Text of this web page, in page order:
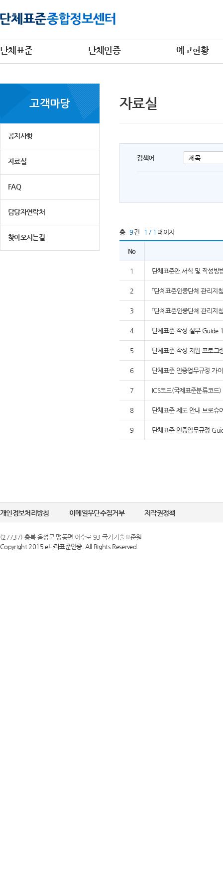
단체표준 단체인증 예고현황
고객마당
공지사항
자료실
FAQ
담당자연락처
찾아오시는길
자료실
검색어
총 9 건 1 / 1 페이지
No
1 단체표준안 서식 및 작성방
2 「단체표준인증단체 관리지
3 「단체표준인증단체 관리지
4 단체표준 작성 실무 Guide
5 단체표준 작성 지원 프로
6 단체표준 인증업무규정 가
7 ICS코드(국제표준분류코드
8 단체표준 제도 안내 브로슈
9 단체표준 인증업무규정
개인정보처리방침 이메일무단수집거부 저작권정책
(27737) 충북 음성군 맹동면 이수로 93 국가기술표준원
Copyright 2015 e나라표준인증. All Rights Reserved.